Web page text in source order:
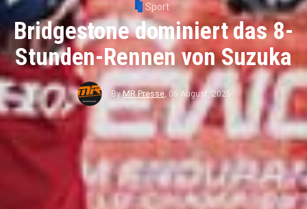
Sport
Bridgestone dominiert das 8-
Stunden-Rennen von Suzuka
ByMR Presse, 06 August, 2025